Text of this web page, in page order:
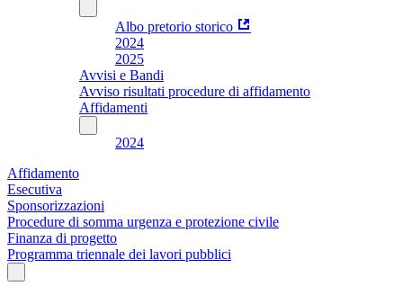
Albo pretorio storico
2024
2025
Avvisi e Bandi
Avviso risultati procedure di affidamento
Affidamenti
2024
Affidamento
Esecutiva
Sponsorizzazioni
Procedure di somma urgenza e protezione civile
Finanza di progetto
Programma triennale dei lavori pubblici